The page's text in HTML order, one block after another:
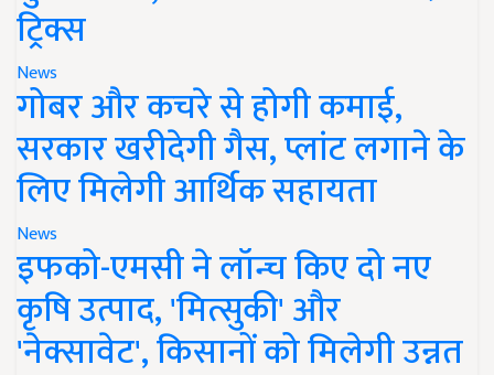
ट्रिक्स
News
गोबर और कचरे से होगी कमाई,
सरकार खरीदेगी गैस, प्लांट लगाने के
लिए मिलेगी आर्थिक सहायता
News
इफको-एमसी ने लॉन्च किए दो नए
कृषि उत्पाद, 'मित्सुकी' और
'नेक्सावेट', किसानों को मिलेगी उन्नत